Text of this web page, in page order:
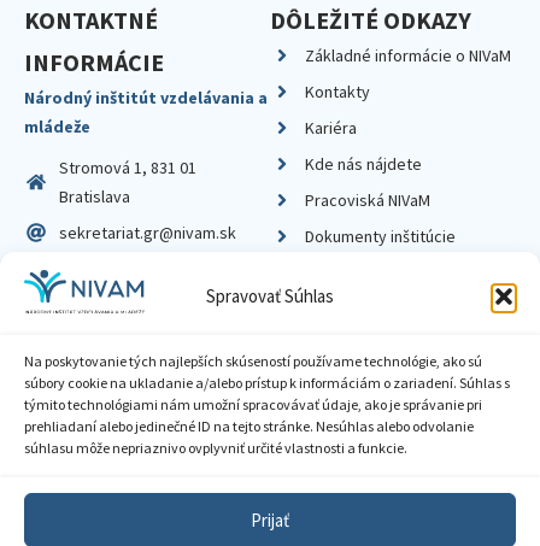
Spravovať Súhlas
Na poskytovanie tých najlepších skúseností používame technológie, ako sú
súbory cookie na ukladanie a/alebo prístup k informáciám o zariadení. Súhlas s
týmito technológiami nám umožní spracovávať údaje, ako je správanie pri
prehliadaní alebo jedinečné ID na tejto stránke. Nesúhlas alebo odvolanie
súhlasu môže nepriaznivo ovplyvniť určité vlastnosti a funkcie.
Prijať
KONTAKTNÉ
INFORMÁCIE
Národný inštitút vzdelávania a
mládeže
Stromová 1, 831 01
Bratislava
sekretariat.gr@nivam.sk
IČO: 00164348
DIČ: 2020798714
DÔLEŽITÉ ODKAZY
Základné informácie o NIVaM
Kontakty
Kariéra
Kde nás nájdete
Pracoviská NIVaM
Dokumenty inštitúcie
Zásady ochrany súkromia
Sprístupnenie informácií